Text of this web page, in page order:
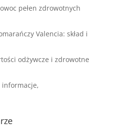
pełen zdrowotnych
Valencia: skład i
odżywcze i zdrowotne
informacje,